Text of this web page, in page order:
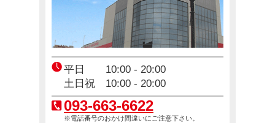
平日 10:00 - 20:00
土日祝 10:00 - 20:00
093-663-6622
※電話番号のおかけ間違いにご注意下さい。